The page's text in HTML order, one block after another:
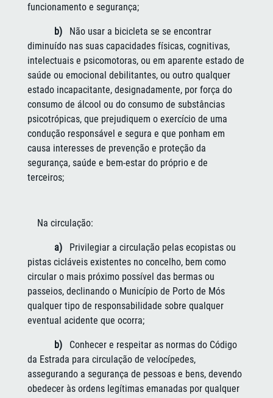
funcionamento e segurança;
b)
Não usar a bicicleta se se encontrar
diminuído nas suas capacidades físicas, cognitivas,
intelectuais e psicomotoras, ou em aparente estado de
saúde ou emocional debilitantes, ou outro qualquer
estado incapacitante, designadamente, por força do
consumo de álcool ou do consumo de substâncias
psicotrópicas, que prejudiquem o exercício de uma
condução responsável e segura e que ponham em
causa interesses de prevenção e proteção da
segurança, saúde e bem-estar do próprio e de
terceiros;
Na circulação:
a)
Privilegiar a circulação pelas ecopistas ou
pistas cicláveis existentes no concelho, bem como
circular o mais próximo possível das bermas ou
passeios, declinando o Município de Porto de Mós
qualquer tipo de responsabilidade sobre qualquer
eventual acidente que ocorra;
b)
Conhecer e respeitar as normas do Código
da Estrada para circulação de velocípedes,
assegurando a segurança de pessoas e bens, devendo
obedecer às ordens legítimas emanadas por qualquer